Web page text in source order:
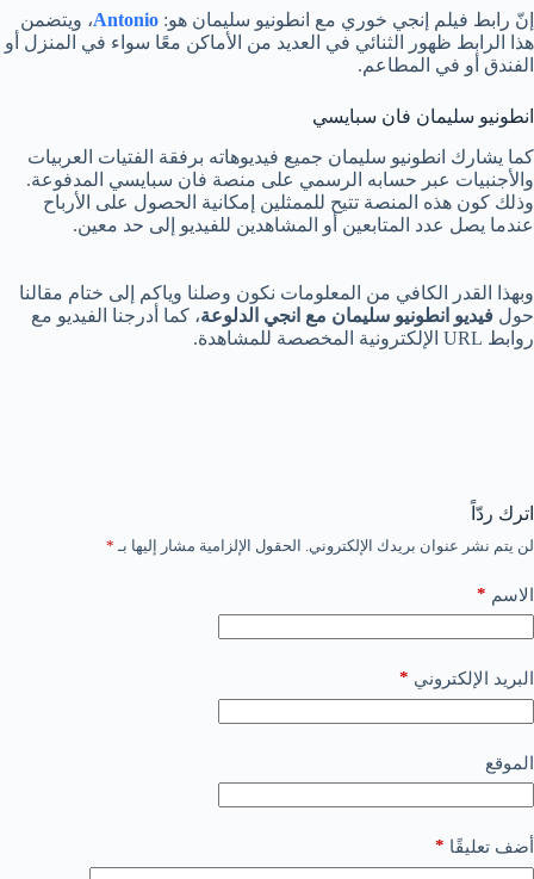
إنّ رابط فيلم إنجي خوري مع انطونيو سليمان هو: Antonio، ويتضمن
هذا الرابط ظهور الثنائي في العديد من الأماكن معًا سواء في المنزل أو
الفندق أو في المطاعم.
انطونيو سليمان فان سبايسي
كما يشارك انطونيو سليمان جميع فيديوهاته برفقة الفتيات العربيات
والأجنبيات عبر حسابه الرسمي على منصة فان سبايسي المدفوعة.
وذلك كون هذه المنصة تتيح للممثلين إمكانية الحصول على الأرباح
عندما يصل عدد المتابعين أو المشاهدين للفيديو إلى حد معين.
وبهذا القدر الكافي من المعلومات نكون وصلنا وياكم إلى ختام مقالنا
حول فيديو انطونيو سليمان مع انجي الدلوعة، كما أدرجنا الفيديو مع
روابط URL الإلكترونية المخصصة للمشاهدة.
اترك ردّاً
لن يتم نشر عنوان بريدك الإلكتروني. الحقول الإلزامية مشار إليها بـ *
الاسم *
البريد الإلكتروني *
الموقع
أضف تعليقًا *